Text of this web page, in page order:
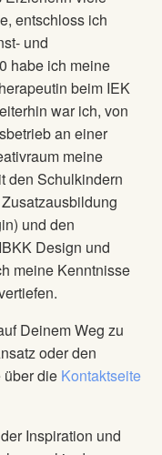
entschloss ich
und
habe ich meine
beim IEK
war ich, von
an einer
meine
den Schulkindern
und den
Design und
meine Kenntnisse
Deinem Weg zu
oder den
über die Kontaktseite
Inspiration und